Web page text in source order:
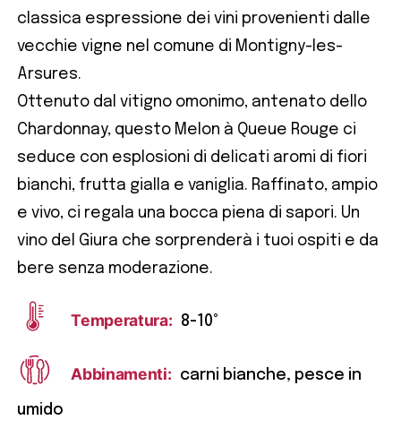
classica espressione dei vini provenienti dalle
vecchie vigne nel comune di Montigny-les-
Arsures.
Ottenuto dal vitigno omonimo, antenato dello
Chardonnay, questo Melon à Queue Rouge ci
seduce con esplosioni di delicati aromi di fiori
bianchi, frutta gialla e vaniglia. Raffinato, ampio
e vivo, ci regala una bocca piena di sapori. Un
vino del Giura che sorprenderà i tuoi ospiti e da
bere senza moderazione.
Temperatura: 8-10°
Abbinamenti: carni bianche, pesce in
umido